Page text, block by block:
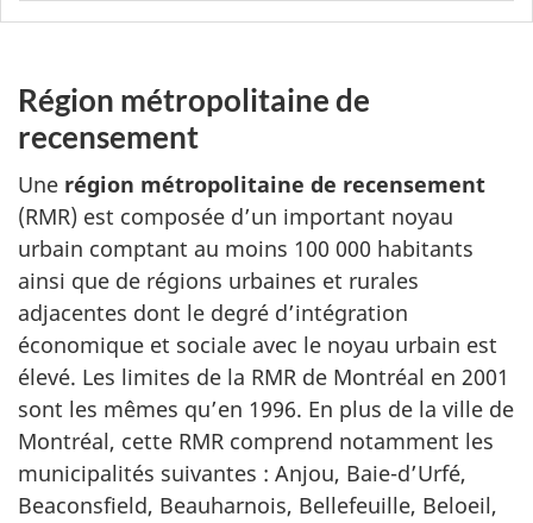
Région métropolitaine de
recensement
Une région métropolitaine de recensement
(RMR) est composée d’un important noyau
urbain comptant au moins 100 000 habitants
ainsi que de régions urbaines et rurales
adjacentes dont le degré d’intégration
économique et sociale avec le noyau urbain est
élevé. Les limites de la RMR de Montréal en 2001
sont les mêmes qu’en 1996. En plus de la ville de
Montréal, cette RMR comprend notamment les
municipalités suivantes : Anjou, Baie-d’Urfé,
Beaconsfield, Beauharnois, Bellefeuille, Beloeil,